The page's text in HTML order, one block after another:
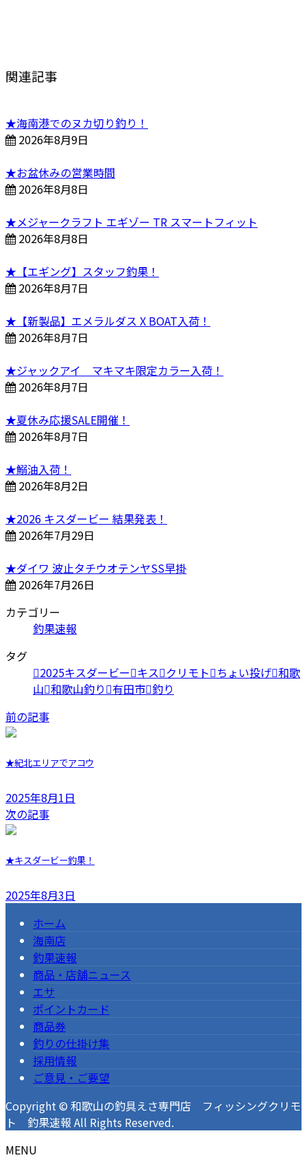
関連記事
★海南港でのヌカ切り釣り！
2026年8月9日
★お盆休みの営業時間
2026年8月8日
★メジャークラフト エギゾー TR スマートフィット
2026年8月8日
★【エギング】スタッフ釣果！
2026年8月7日
★【新製品】エメラルダス X BOAT入荷！
2026年8月7日
★ジャックアイ マキマキ限定カラー入荷！
2026年8月7日
★夏休み応援SALE開催！
2026年8月7日
★鰯油入荷！
2026年8月2日
★2026 キスダービー 結果発表！
2026年7月29日
★ダイワ 波止タチウオテンヤSS早掛
2026年7月26日
カテゴリー
釣果速報
タグ
2025キスダービー キス クリモト ちょい投げ 和歌
山 和歌山釣り 有田市 釣り
前の記事
★紀北エリアでアコウ
2025年8月1日
次の記事
★キスダービー釣果！
2025年8月3日
ホーム
海南店
釣果速報
商品・店舗ニュース
エサ
ポイントカード
商品券
釣りの仕掛け集
採用情報
ご意見・ご要望
Copyright © 和歌山の釣具えさ専門店 フィッシングクリモ
ト 釣果速報 All Rights Reserved.
MENU